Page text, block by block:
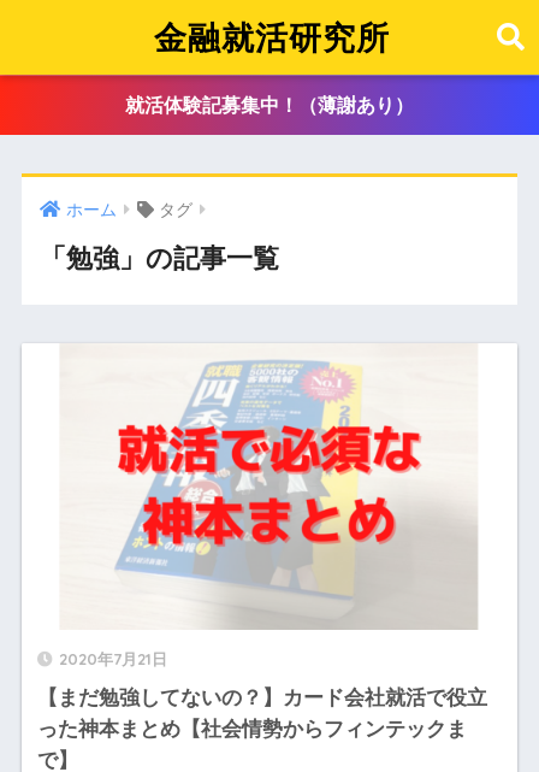
金融就活研究所
就活体験記募集中！（薄謝あり）
ホーム タグ
「勉強」の記事一覧
2020年7月21日
【まだ勉強してないの？】カード会社就活で役立
った神本まとめ【社会情勢からフィンテックま
で】